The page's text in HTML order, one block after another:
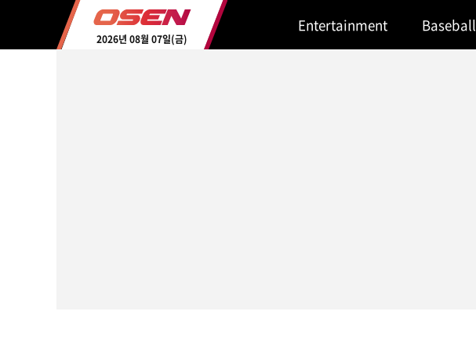
2026년 08월 07일(금)
Entertainment Baseball